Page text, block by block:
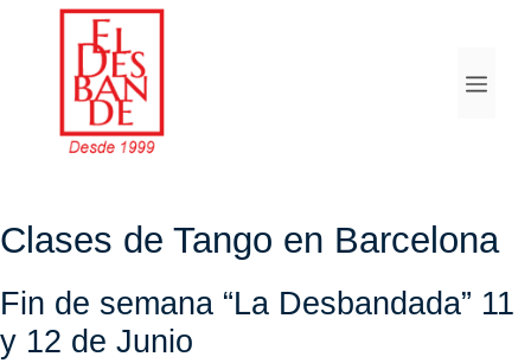
Menu
Clases de Tango en Barcelona
Fin de semana “La Desbandada” 11
y 12 de Junio